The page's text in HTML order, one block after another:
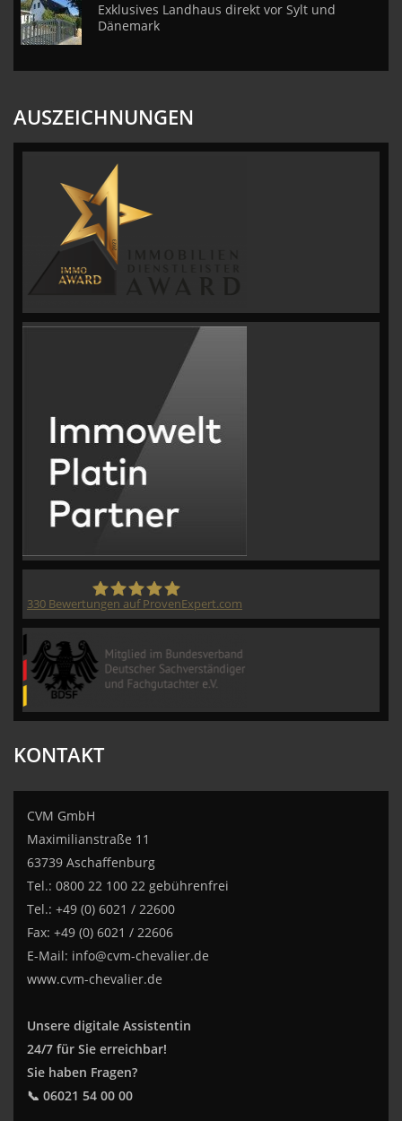
Exklusives Landhaus direkt vor Sylt und
Dänemark
AUSZEICHNUNGEN
330 Bewertungen auf ProvenExpert.com
KONTAKT
CVM GmbH
Maximilianstraße 11
63739 Aschaffenburg
Tel.: 0800 22 100 22 gebührenfrei
Tel.: +49 (0) 6021 / 22600
Fax: +49 (0) 6021 / 22606
E-Mail: info@cvm-chevalier.de
www.cvm-chevalier.de
Unsere digitale Assistentin
24/7 für Sie erreichbar!
Sie haben Fragen?
📞 06021 54 00 00